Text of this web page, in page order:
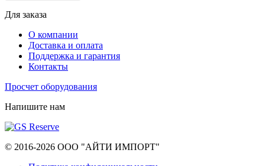
Для заказа
О компании
Доставка и оплата
Поддержка и гарантия
Контакты
Просчет оборудования
Напишите нам
© 2016-2026 ООО "АЙТИ ИМПОРТ"